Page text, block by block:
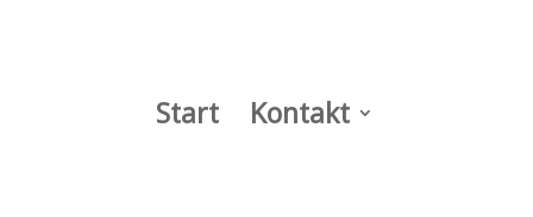
Start Kontakt